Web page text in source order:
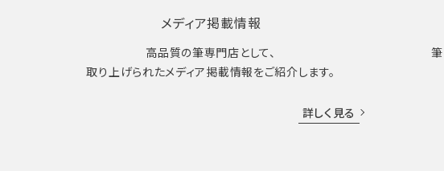
メディア掲載情報
高品質の筆専門店として、
取り上げられたメディア掲載情報をご紹介します。
詳しく見る